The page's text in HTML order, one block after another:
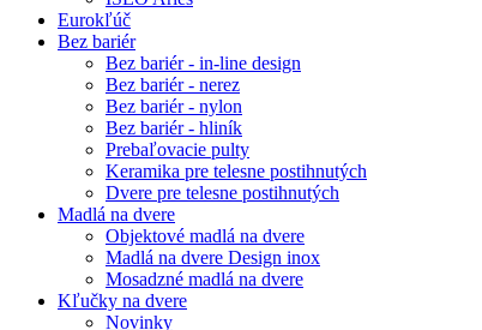
Eurokľúč
Bez bariér
Bez bariér - in-line design
Bez bariér - nerez
Bez bariér - nylon
Bez bariér - hliník
Prebaľovacie pulty
Keramika pre telesne postihnutých
Dvere pre telesne postihnutých
Madlá na dvere
Objektové madlá na dvere
Madlá na dvere Design inox
Mosadzné madlá na dvere
Kľučky na dvere
Novinky